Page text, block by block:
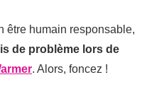
être humain responsable,
de problème lors de
. Alors, foncez !